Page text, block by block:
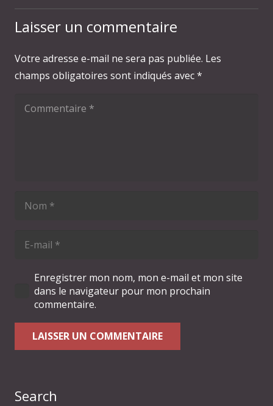
Laisser un commentaire
Votre adresse e-mail ne sera pas publiée. Les
champs obligatoires sont indiqués avec*
Enregistrer mon nom, mon e-mail et mon site
dans le navigateur pour mon prochain
commentaire.
LAISSER UN COMMENTAIRE
Search